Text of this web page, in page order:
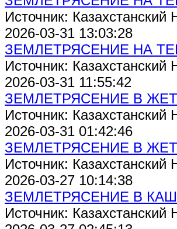
Источник:
2026-03-31 13:03:28
ЗЕМЛЕТРЯСЕНИЕ НА
Источник:
2026-03-31 11:55:42
ЗЕМЛЕТРЯСЕНИЕ В
Источник:
2026-03-31 01:42:46
ЗЕМЛЕТРЯСЕНИЕ В
Источник:
2026-03-27 10:14:38
ЗЕМЛЕТРЯСЕНИЕ В
Источник: